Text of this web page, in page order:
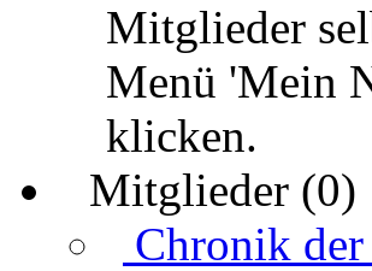
Mitglieder
Menü 'Mein
klicken.
Mitglieder (0)
Chronik